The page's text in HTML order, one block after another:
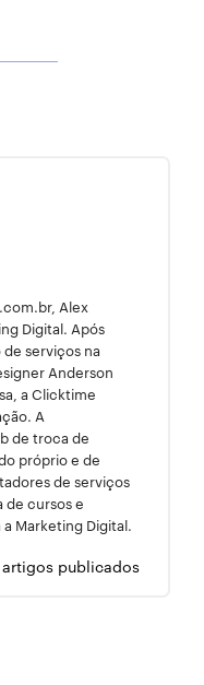
Alex
Digital. Após
serviços na
Anderson
a Clicktime
A
de troca de
próprio e de
de serviços
de cursos e
Marketing Digital.
publicados